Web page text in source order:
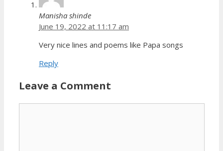
Manisha shinde
June 19, 2022 at 11:17 am
Very nice lines and poems like Papa songs
Reply
Leave a Comment